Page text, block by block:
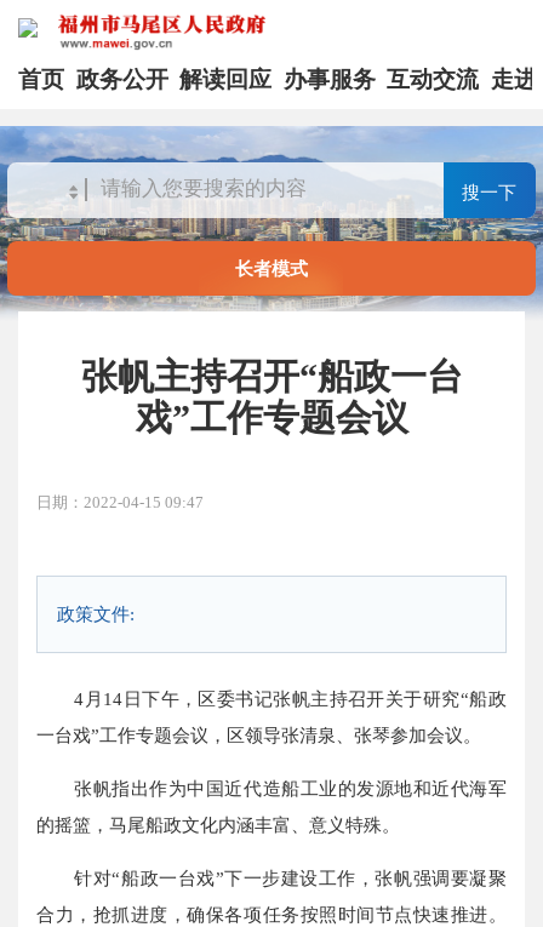
首页 政务公开 解读回应 办事服务 互动交流 走进
搜一下
长者模式
张帆主持召开“船政一台
戏”工作专题会议
日期：2022-04-15 09:47
政策文件:
4月14日下午，区委书记张帆主持召开关于研究“船政
一台戏”工作专题会议，区领导张清泉、张琴参加会议。
张帆指出作为中国近代造船工业的发源地和近代海军
的摇篮，马尾船政文化内涵丰富、意义特殊。
针对“船政一台戏”下一步建设工作，张帆强调要凝聚
合力，抢抓进度，确保各项任务按照时间节点快速推进。